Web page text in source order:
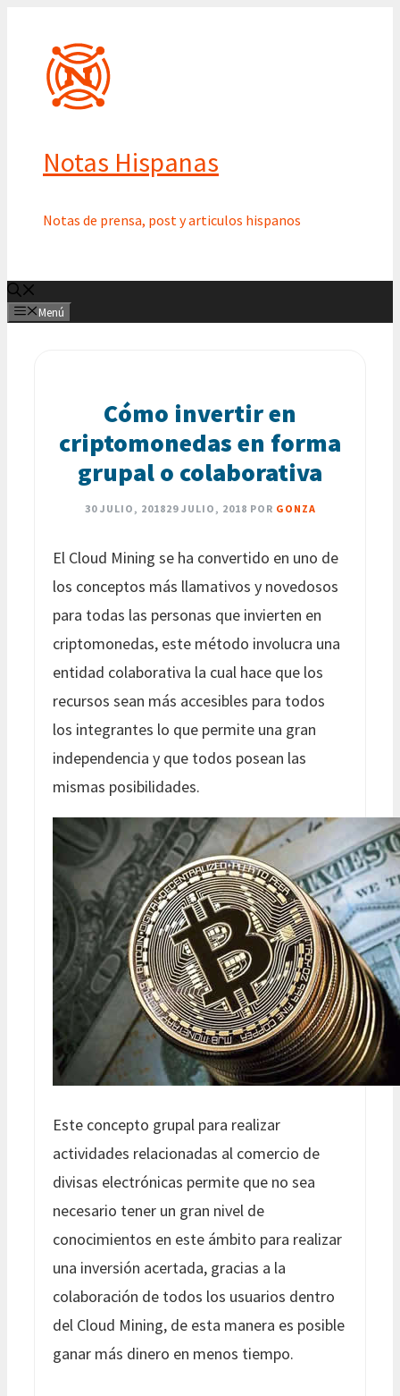
contenido
Notas Hispanas
Notas de prensa, post y articulos hispanos
Menú
Cómo invertir en
criptomonedas en forma
grupal o colaborativa
30 JULIO, 201829 JULIO, 2018 POR GONZA
El Cloud Mining se ha convertido en uno de
los conceptos más llamativos y novedosos
para todas las personas que invierten en
criptomonedas, este método involucra una
entidad colaborativa la cual hace que los
recursos sean más accesibles para todos
los integrantes lo que permite una gran
independencia y que todos posean las
mismas posibilidades.
Este concepto grupal para realizar
actividades relacionadas al comercio de
divisas electrónicas permite que no sea
necesario tener un gran nivel de
conocimientos en este ámbito para realizar
una inversión acertada, gracias a la
colaboración de todos los usuarios dentro
del Cloud Mining, de esta manera es posible
ganar más dinero en menos tiempo.